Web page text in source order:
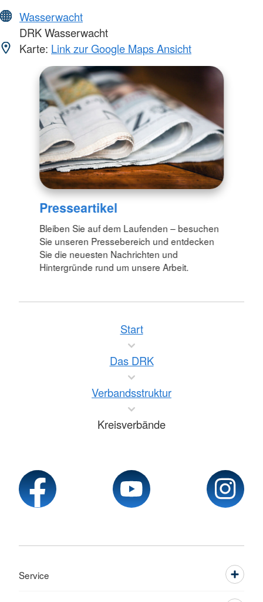
Wasserwacht
DRK Wasserwacht
Karte: Link zur Google Maps Ansicht
Presseartikel
Bleiben Sie auf dem Laufenden – besuchen
Sie unseren Pressebereich und entdecken
Sie die neuesten Nachrichten und
Hintergründe rund um unsere Arbeit.
Start
Das DRK
Verbandsstruktur
Kreisverbände
Service